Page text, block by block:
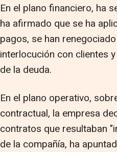
En el plano financiero, ha
ha afirmado que se ha
pagos, se han
interlocución con clientes
de la deuda.
En el plano operativo,
contractual, la empresa
contratos que resultaban
de la compañía, ha